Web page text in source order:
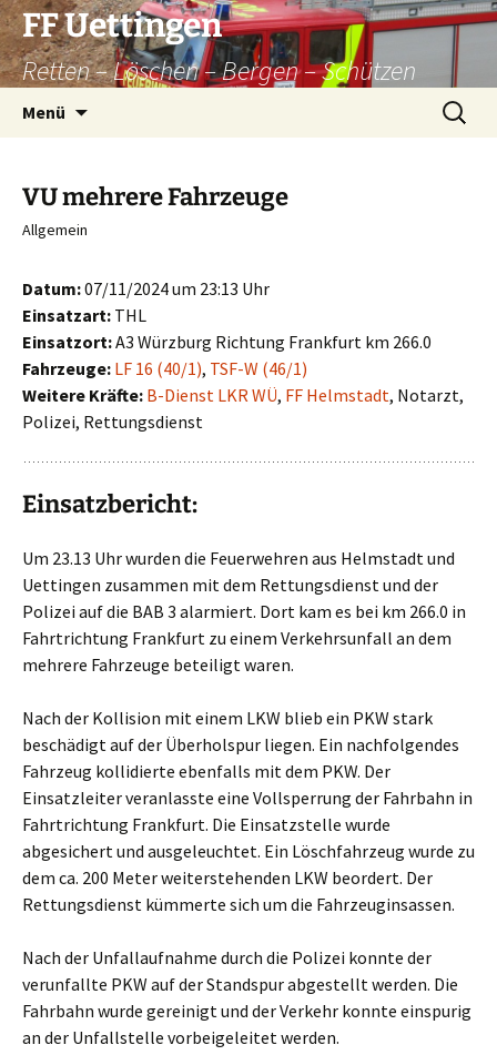
Zum
Inhalt
springen
FF Uettingen
Retten – Löschen – Bergen – Schützen
Menü
Suchen
nach:
VU mehrere Fahrzeuge
Allgemein
Datum:07/11/2024 um 23:13 Uhr
Einsatzart: THL
Einsatzort:A3 Würzburg Richtung Frankfurt km 266.0
Fahrzeuge: LF 16 (40/1), TSF-W (46/1)
Weitere Kräfte: B-Dienst LKR WÜ, FF Helmstadt, Notarzt,
Polizei, Rettungsdienst
Einsatzbericht:
Um 23.13 Uhr wurden die Feuerwehren aus Helmstadt und
Uettingen zusammen mit dem Rettungsdienst und der
Polizei auf die BAB 3 alarmiert. Dort kam es bei km 266.0 in
Fahrtrichtung Frankfurt zu einem Verkehrsunfall an dem
mehrere Fahrzeuge beteiligt waren.
Nach der Kollision mit einem LKW blieb ein PKW stark
beschädigt auf der Überholspur liegen. Ein nachfolgendes
Fahrzeug kollidierte ebenfalls mit dem PKW. Der
Einsatzleiter veranlasste eine Vollsperrung der Fahrbahn in
Fahrtrichtung Frankfurt. Die Einsatzstelle wurde
abgesichert und ausgeleuchtet. Ein Löschfahrzeug wurde zu
dem ca. 200 Meter weiterstehenden LKW beordert. Der
Rettungsdienst kümmerte sich um die Fahrzeuginsassen.
Nach der Unfallaufnahme durch die Polizei konnte der
verunfallte PKW auf der Standspur abgestellt werden. Die
Fahrbahn wurde gereinigt und der Verkehr konnte einspurig
an der Unfallstelle vorbeigeleitet werden.